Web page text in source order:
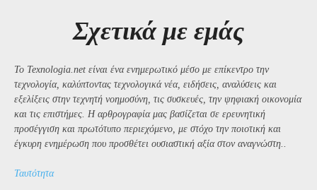
Σχετικά με εμάς
Το Texnologia.net είναι ένα ενημερωτικό μέσο με επίκεντρο την
τεχνολογία, καλύπτοντας τεχνολογικά νέα, ειδήσεις, αναλύσεις και
εξελίξεις στην τεχνητή νοημοσύνη, τις συσκευές, την ψηφιακή οικονομία
και τις επιστήμες. Η αρθρογραφία μας βασίζεται σε ερευνητική
προσέγγιση και πρωτότυπο περιεχόμενο, με στόχο την ποιοτική και
έγκυρη ενημέρωση που προσθέτει ουσιαστική αξία στον αναγνώστη..
Ταυτότητα